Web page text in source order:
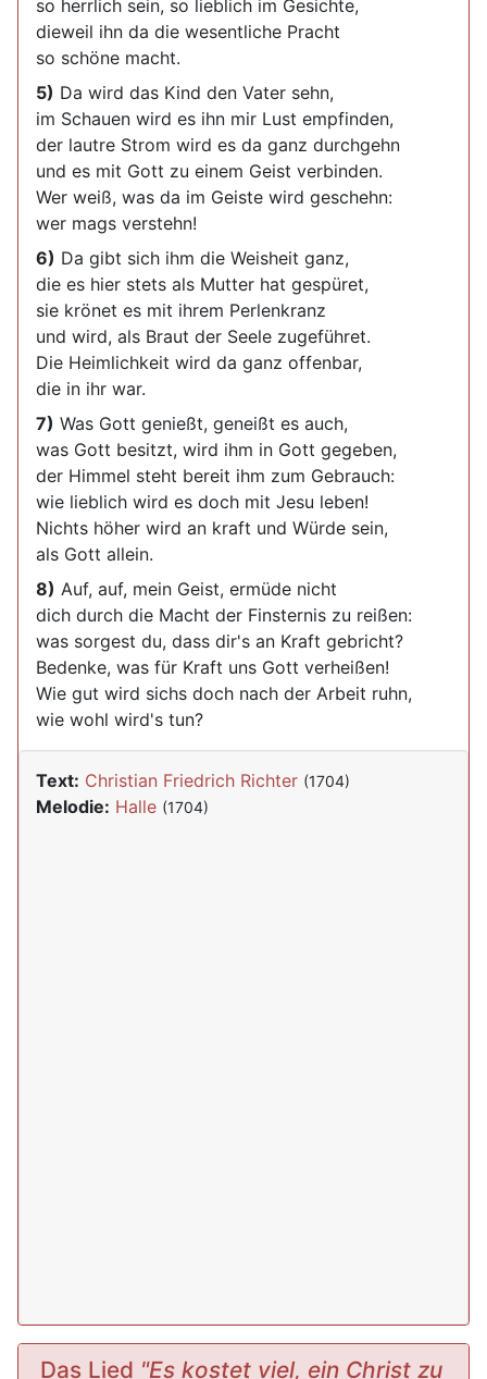
so herrlich sein, so lieblich im Gesichte,
dieweil ihn da die wesentliche Pracht
so schöne macht.
5) Da wird das Kind den Vater sehn,
im Schauen wird es ihn mir Lust empfinden,
der lautre Strom wird es da ganz durchgehn
und es mit Gott zu einem Geist verbinden.
Wer weiß, was da im Geiste wird geschehn:
wer mags verstehn!
6) Da gibt sich ihm die Weisheit ganz,
die es hier stets als Mutter hat gespüret,
sie krönet es mit ihrem Perlenkranz
und wird, als Braut der Seele zugeführet.
Die Heimlichkeit wird da ganz offenbar,
die in ihr war.
7) Was Gott genießt, geneißt es auch,
was Gott besitzt, wird ihm in Gott gegeben,
der Himmel steht bereit ihm zum Gebrauch:
wie lieblich wird es doch mit Jesu leben!
Nichts höher wird an kraft und Würde sein,
als Gott allein.
8) Auf, auf, mein Geist, ermüde nicht
dich durch die Macht der Finsternis zu reißen:
was sorgest du, dass dir's an Kraft gebricht?
Bedenke, was für Kraft uns Gott verheißen!
Wie gut wird sichs doch nach der Arbeit ruhn,
wie wohl wird's tun?
Text: Christian Friedrich Richter (1704)
Melodie: Halle (1704)
Das Lied "Es kostet viel, ein Christ zu